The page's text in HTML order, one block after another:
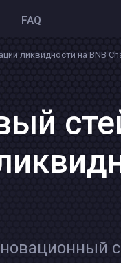
FAQ
ликвидности на BNB